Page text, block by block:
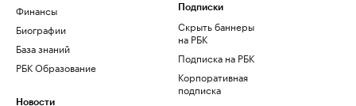
Финансы
Биографии
База знаний
РБК Образование
Новости
Подписки
Скрыть баннеры
на РБК
Подписка на РБК
Корпоративная
подписка